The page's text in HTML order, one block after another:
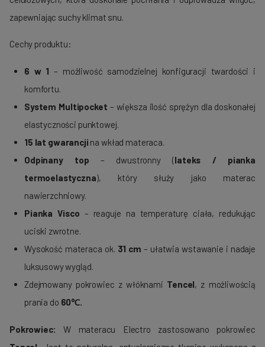
zapewniając suchy klimat snu.
Cechy produktu:
6 w 1 – możliwość samodzielnej konfiguracji twardości i
komfortu.
System Multipocket – większa ilość sprężyn dla doskonałej
elastyczności punktowej.
15 lat gwarancji na wkład materaca.
Odpinany top – dwustronny (lateks / pianka
termoelastyczna), który służy jako materac
nawierzchniowy.
Pianka Visco – reaguje na temperaturę ciała, redukując
uciski zwrotne.
Wysokość materaca ok. 31 cm – ułatwia wstawanie i nadaje
luksusowy wygląd.
Zdejmowany pokrowiec z włóknami Tencel, z możliwością
prania do 60℃.
Pokrowiec: W materacu Electro zastosowano pokrowiec